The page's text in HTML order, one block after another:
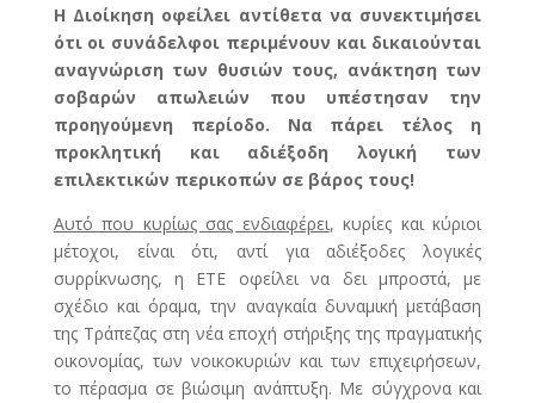
Η Διοίκηση οφείλει αντίθετα να συνεκτιμήσει
ότι οι συνάδελφοι περιμένουν και δικαιούνται
αναγνώριση των θυσιών τους, ανάκτηση των
σοβαρών απωλειών που υπέστησαν την
προηγούμενη περίοδο. Να πάρει τέλος η
προκλητική και αδιέξοδη λογική των
επιλεκτικών περικοπών σε βάρος τους!
Αυτό που κυρίως σας ενδιαφέρει, κυρίες και κύριοι
μέτοχοι, είναι ότι, αντί για αδιέξοδες λογικές
συρρίκνωσης, η ΕΤΕ οφείλει να δει μπροστά, με
σχέδιο και όραμα, την αναγκαία δυναμική μετάβαση
της Τράπεζας στη νέα εποχή στήριξης της πραγματικής
οικονομίας, των νοικοκυριών και των επιχειρήσεων,
το πέρασμα σε βιώσιμη ανάπτυξη. Με σύγχρονα και